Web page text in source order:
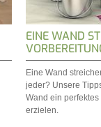
EINE WAND
Eine Wand
jeder? Unsere
Wand ein
erzielen.